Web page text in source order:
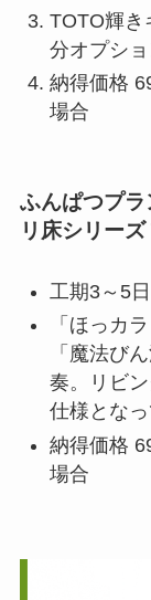
TOTO輝き
分オプショ
納得価格
場合
ふんぱつプ
リ床シリー
工期3～5日
「ほっカ
「魔法び
奏。リビ
仕様となっ
納得価格
場合